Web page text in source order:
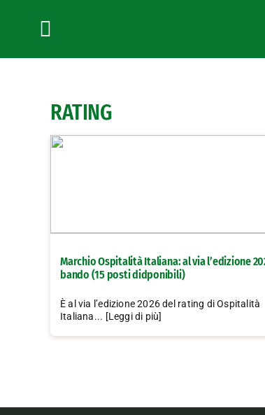
Toggle
Navigation
RATING
Marchio Ospitalità Italiana: al via l’edizione
bando (15 posti didponibili)
È al via l’edizione 2026 del rating di Ospitalità
Italiana... [Leggi di più]